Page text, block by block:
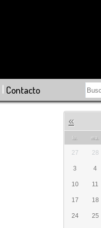
| Contacto
«
lu. ma.
27 28
3 4
10 11
17 18
24 25